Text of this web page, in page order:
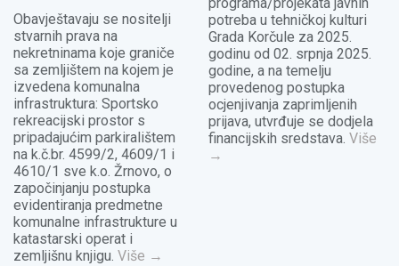
Obavještavaju se nositelji
stvarnih prava na
nekretninama koje graniče
sa zemljištem na kojem je
izvedena komunalna
infrastruktura: Sportsko
rekreacijski prostor s
pripadajućim parkiralištem
na k.č.br. 4599/2, 4609/1 i
4610/1 sve k.o. Žrnovo, o
započinjanju postupka
evidentiranja predmetne
komunalne infrastrukture u
katastarski operat i
zemljišnu knjigu. Više →
potreba u tehničkoj kulturi
Grada Korčule za 2025.
godinu od 02. srpnja 2025.
godine, a na temelju
provedenog postupka
ocjenjivanja zaprimljenih
prijava, utvrđuje se dodjela
financijskih sredstava.Više
→